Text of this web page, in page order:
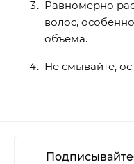
Равномерно
волос,
объёма.
Не смывайте,